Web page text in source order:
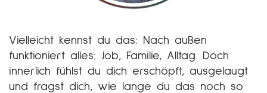
Vielleicht kennst du das: Nach außen
funktioniert alles: Job, Familie, Alltag. Doch
innerlich fühlst du dich erschöpft, ausgelaugt
und fragst dich, wie lange du das noch so